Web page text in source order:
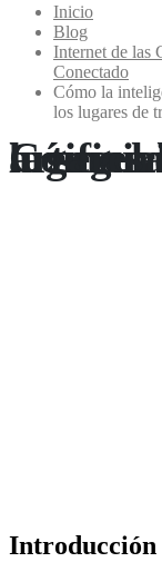
Inicio
Blog
Internet de las
Conectado
Cómo la
los lugares de
Cómo la inteligencia artificial
Introducción